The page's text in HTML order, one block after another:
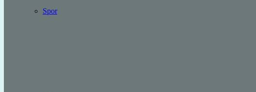
Spor